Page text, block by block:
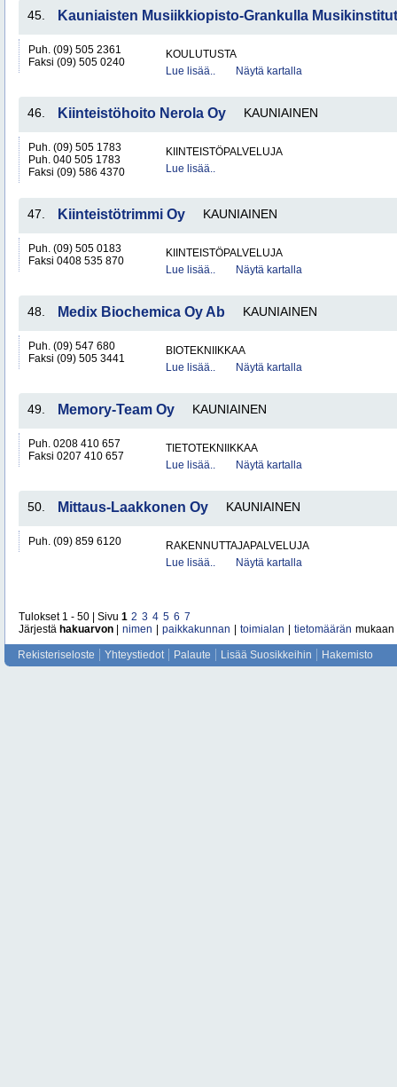
45. Kauniaisten Musiikkiopisto-Grankulla Musikinstitut
Puh. (09) 505 2361
Faksi (09) 505 0240
KOULUTUSTA
Lue lisää..
Näytä kartalla
46. Kiinteistöhoito Nerola Oy KAUNIAINEN
Puh. (09) 505 1783
Puh. 040 505 1783
Faksi (09) 586 4370
KIINTEISTÖPALVELUJA
Lue lisää..
47. Kiinteistötrimmi Oy KAUNIAINEN
Puh. (09) 505 0183
Faksi 0408 535 870
KIINTEISTÖPALVELUJA
Lue lisää..
Näytä kartalla
48. Medix Biochemica Oy Ab KAUNIAINEN
Puh. (09) 547 680
Faksi (09) 505 3441
BIOTEKNIIKKAA
Lue lisää..
Näytä kartalla
49. Memory-Team Oy KAUNIAINEN
Puh. 0208 410 657
Faksi 0207 410 657
TIETOTEKNIIKKAA
Lue lisää..
Näytä kartalla
50. Mittaus-Laakkonen Oy KAUNIAINEN
Puh. (09) 859 6120
RAKENNUTTAJAPALVELUJA
Lue lisää..
Näytä kartalla
Tulokset 1 - 50 | Sivu 1 2 3 4 5 6 7
Järjestä hakuarvon nimen paikkakunnan toimialan tietomäärän mukaan
Rekisteriseloste Yhteystiedot Palaute Lisää Suosikkeihin Hakemisto